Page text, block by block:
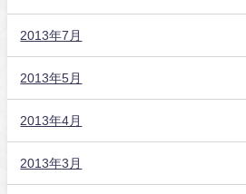
2013年7月
2013年5月
2013年4月
2013年3月